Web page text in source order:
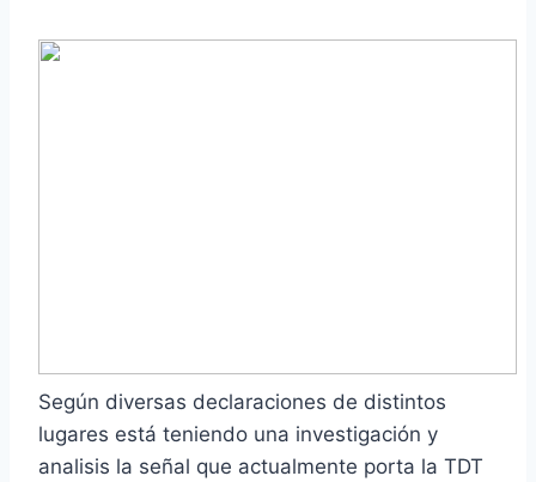
Según diversas declaraciones de distintos
lugares está teniendo una investigación y
analisis la señal que actualmente porta la TDT